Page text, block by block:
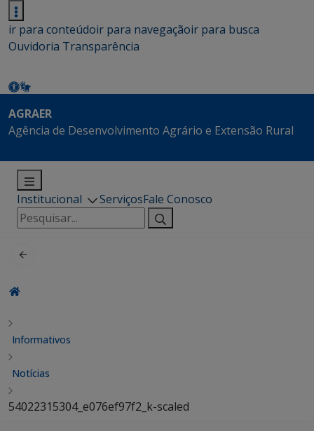
ir para conteúdoir para navegaçãoir para busca
Ouvidoria Transparência
AGRAER
Agência de Desenvolvimento Agrário e Extensão Rural
Institucional ServiçosFale Conosco
Pesquisar
por:
Informativos
Notícias
54022315304_e076ef97f2_k-scaled